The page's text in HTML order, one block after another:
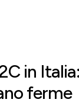
in
ferme